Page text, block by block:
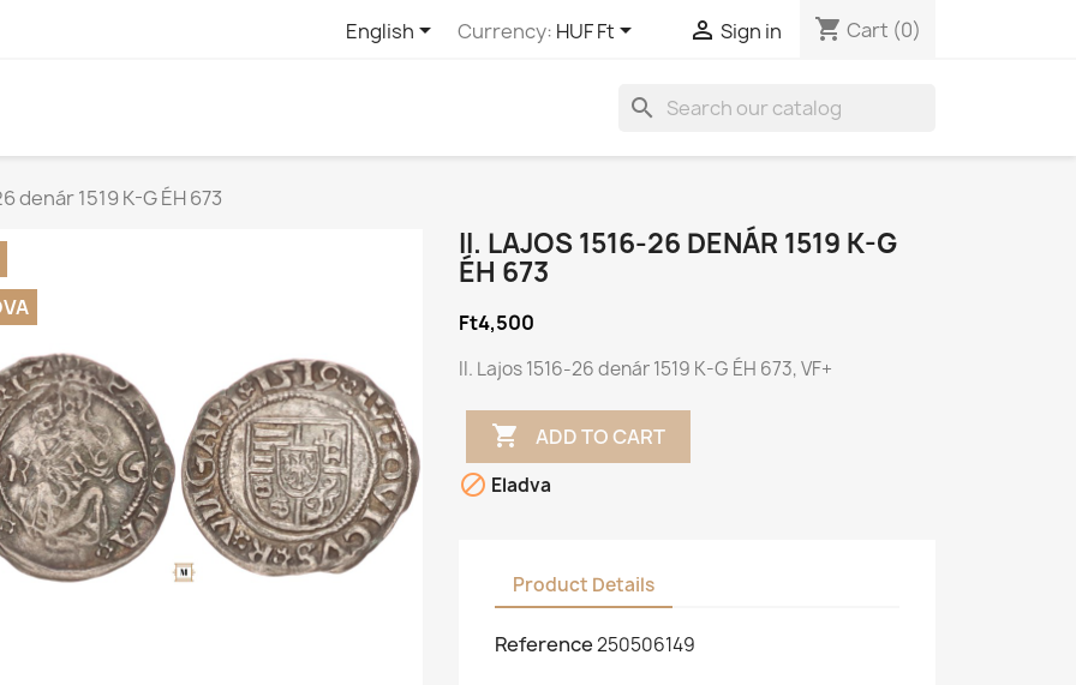
English Currency: HUF Ft  Sign in shopping_cart Cart (0)
search
denár 1519 K-G ÉH 673
II. LAJOS 1516-26 DENÁR 1519 K-G
ÉH 673
Ft4,500
II. Lajos 1516-26 denár 1519 K-G ÉH 673, VF+
 ADD TO CART
 Eladva
Product Details
Reference250506149